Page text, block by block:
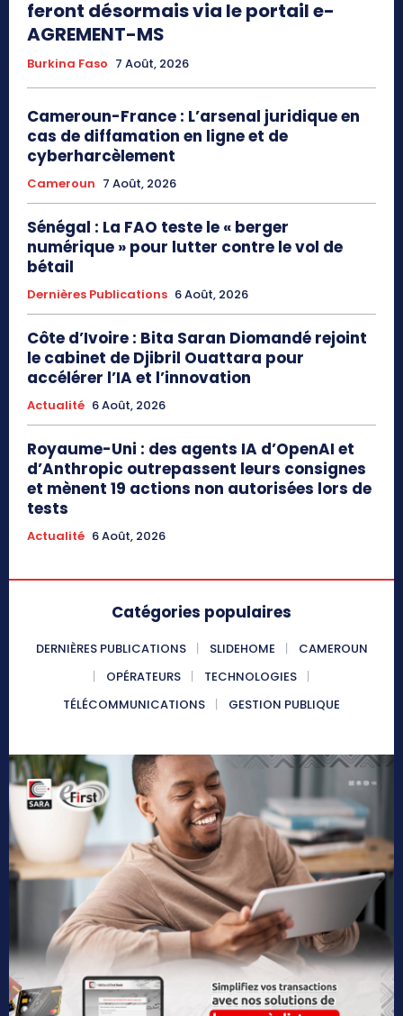
feront désormais via le portail e-
AGREMENT-MS
Burkina Faso 7 Août, 2026
Cameroun-France : L’arsenal juridique en
cas de diffamation en ligne et de
cyberharcèlement
Cameroun 7 Août, 2026
Sénégal : La FAO teste le « berger
numérique » pour lutter contre le vol de
bétail
Dernières Publications 6 Août, 2026
Côte d’Ivoire : Bita Saran Diomandé rejoint
le cabinet de Djibril Ouattara pour
accélérer l’IA et l’innovation
Actualité 6 Août, 2026
Royaume-Uni : des agents IA d’OpenAI et
d’Anthropic outrepassent leurs consignes
et mènent 19 actions non autorisées lors de
tests
Actualité 6 Août, 2026
Catégories populaires
DERNIÈRES PUBLICATIONS SLIDEHOME
CAMEROUN
OPÉRATEURS
TECHNOLOGIES
TÉLÉCOMMUNICATIONS
GESTION PUBLIQUE